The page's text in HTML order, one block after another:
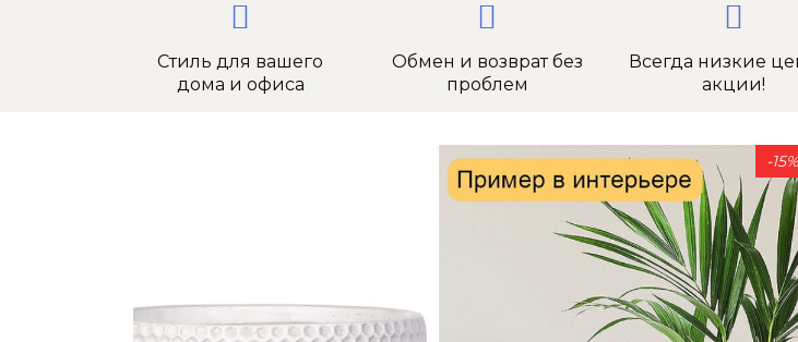
Стиль для вашего
дома и офиса
Обмен и возврат без
проблем
Всегда низкие
акции!
-15%